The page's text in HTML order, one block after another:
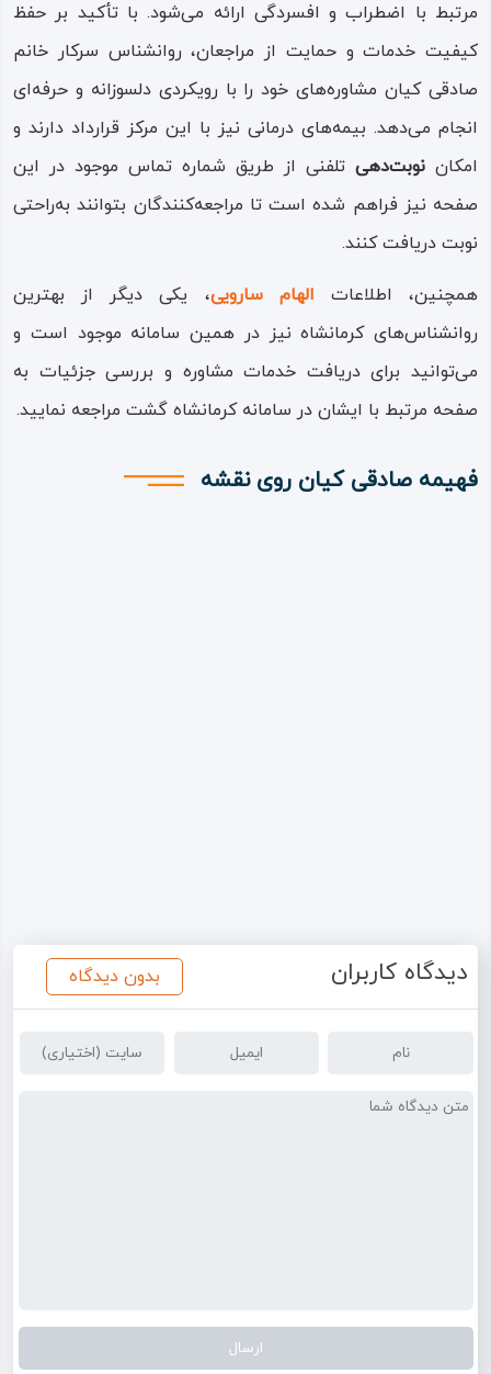
مرتبط با اضطراب و افسردگی ارائه می‌شود. با تأکید بر حفظ
کیفیت خدمات و حمایت از مراجعان، روانشناس سرکار خانم
صادقی کیان مشاوره‌های خود را با رویکردی دلسوزانه و حرفه‌ای
انجام می‌دهد. بیمه‌های درمانی نیز با این مرکز قرارداد دارند و
امکان نوبت‌دهی تلفنی از طریق شماره تماس موجود در این
صفحه نیز فراهم شده است تا مراجعه‌کنندگان بتوانند به‌راحتی
نوبت دریافت کنند.
همچنین، اطلاعات الهام سارویی، یکی دیگر از بهترین
روانشناس‌های کرمانشاه نیز در همین سامانه موجود است و
می‌توانید برای دریافت خدمات مشاوره و بررسی جزئیات به
صفحه مرتبط با ایشان در سامانه کرمانشاه گشت مراجعه نمایید.
فهیمه صادقی کیان روی نقشه
دیدگاه کاربران بدون دیدگاه